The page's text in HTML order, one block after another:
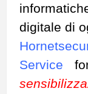
digitale di
Service